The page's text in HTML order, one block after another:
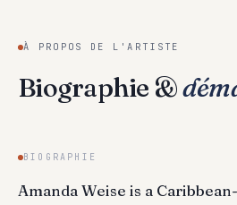
À PROPOS DE L'ARTISTE
Biographie &
BIOGRAPHIE
Amanda Weise is a